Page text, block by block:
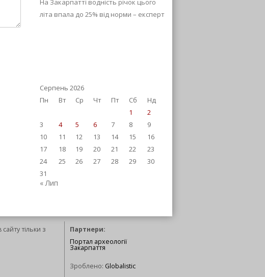
На Закарпатті водність річок цього
літа впала до 25% від норми – експерт
Серпень 2026
Пн
Вт Ср Чт Пт Сб
Нд
1
2
3
4 5 6 7 8
9
10
11 12 13 14 15
16
17
18 19 20 21 22
23
24
25 26 27 28 29
30
31
« Лип
тільки з
Партнери:
Портал археології
Закарпаття
Зроблено: Globalistic